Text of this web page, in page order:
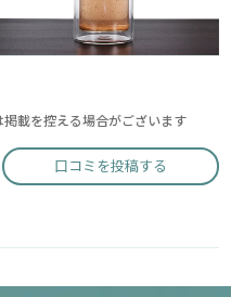
載を控える場合がございます
口コミを投稿する